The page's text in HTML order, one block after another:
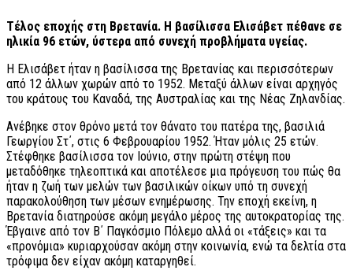
Τέλος εποχής στη Βρετανία. Η βασίλισσα Ελισάβετ πέθανε σε
ηλικία 96 ετών, ύστερα από συνεχή προβλήματα υγείας.
Η Ελισάβετ ήταν η βασίλισσα της Βρετανίας και περισσότερων
από 12 άλλων χωρών από το 1952. Μεταξύ άλλων είναι αρχηγός
του κράτους του Καναδά, της Αυστραλίας και της Νέας Ζηλανδίας.
Ανέβηκε στον θρόνο μετά τον θάνατο του πατέρα της, βασιλιά
Γεωργίου Στ΄, στις 6 Φεβρουαρίου 1952. Ήταν μόλις 25 ετών.
Στέφθηκε βασίλισσα τον Ιούνιο, στην πρώτη στέψη που
μεταδόθηκε τηλεοπτικά και αποτέλεσε μια πρόγευση του πώς θα
ήταν η ζωή των μελών των βασιλικών οίκων υπό τη συνεχή
παρακολούθηση των μέσων ενημέρωσης. Την εποχή εκείνη, η
Βρετανία διατηρούσε ακόμη μεγάλο μέρος της αυτοκρατορίας της.
Έβγαινε από τον Β΄ Παγκόσμιο Πόλεμο αλλά οι «τάξεις» και τα
«προνόμια» κυριαρχούσαν ακόμη στην κοινωνία, ενώ τα δελτία στα
τρόφιμα δεν είχαν ακόμη καταργηθεί.